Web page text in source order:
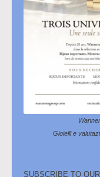
Gioielli e
SUBSCRIBE TO